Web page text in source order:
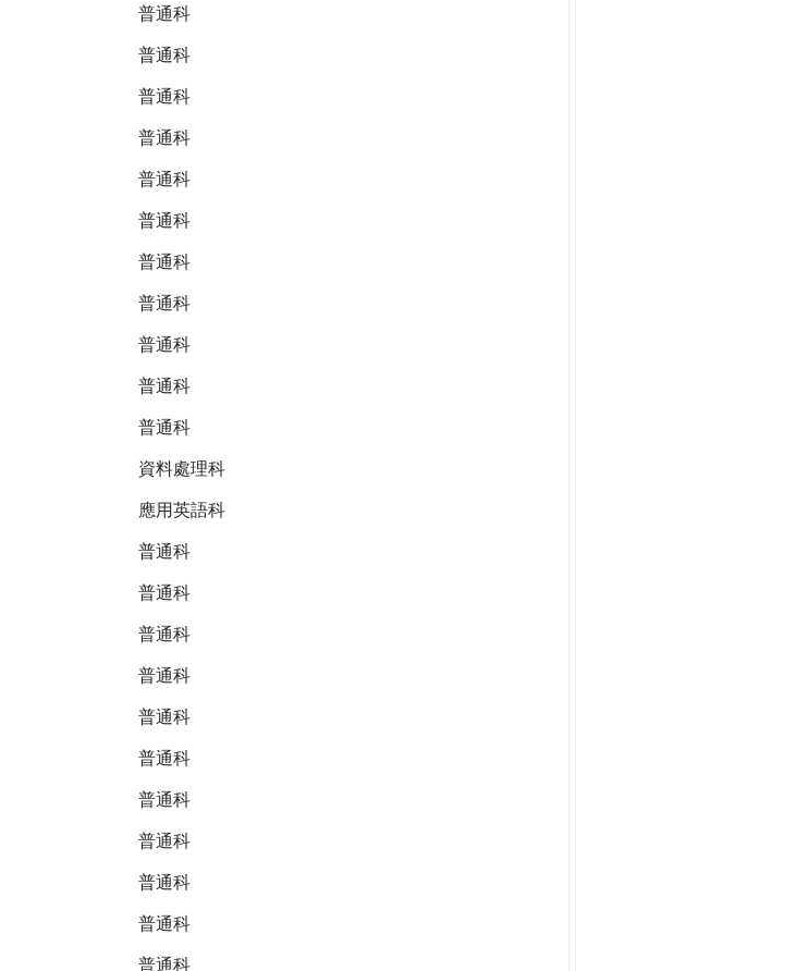
普通科
普通科
普通科
普通科
普通科
普通科
普通科
普通科
普通科
普通科
普通科
資料處理科
應用英語科
普通科
普通科
普通科
普通科
普通科
普通科
普通科
普通科
普通科
普通科
普通科